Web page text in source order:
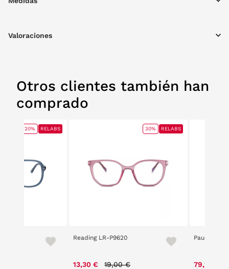
Valoraciones
Otros clientes también han
comprado
20% RELABS
Reading LR-P9620
13,30 € 19,00 €
30% RELABS
Paul Harris
79,20 €